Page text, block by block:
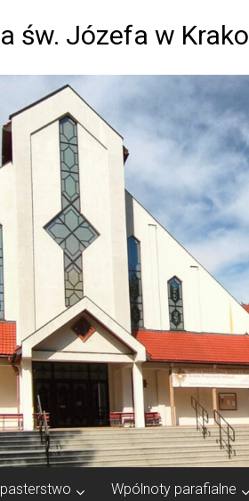
św. Józefa w
Wpólnoty parafialne